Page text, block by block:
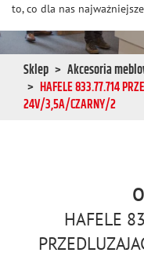
to, co dla nas
Sklep
Akcesoria
HAFELE 833.77.714
24V/3,5A/CZARNY/2
HAFELE